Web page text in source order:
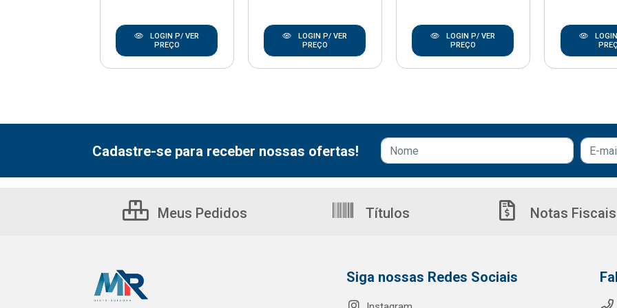
LOGIN P/ VER
PREÇO
LOGIN P/ VER
PREÇO
LOGIN P/ VER
PREÇO
Cadastre-se para receber nossas ofertas!
Meus Pedidos Títulos Notas Fiscais
Siga nossas Redes Sociais